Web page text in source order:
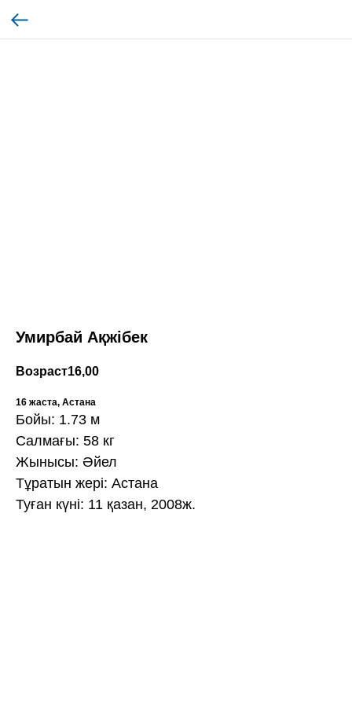
Умирбай Ақжібек
Возраст16,00
16 жаста, Астана
Бойы: 1.73 м
Салмағы: 58 кг
Жынысы: Әйел
Тұратын жері: Астана
Туған күні: 11 қазан, 2008ж.